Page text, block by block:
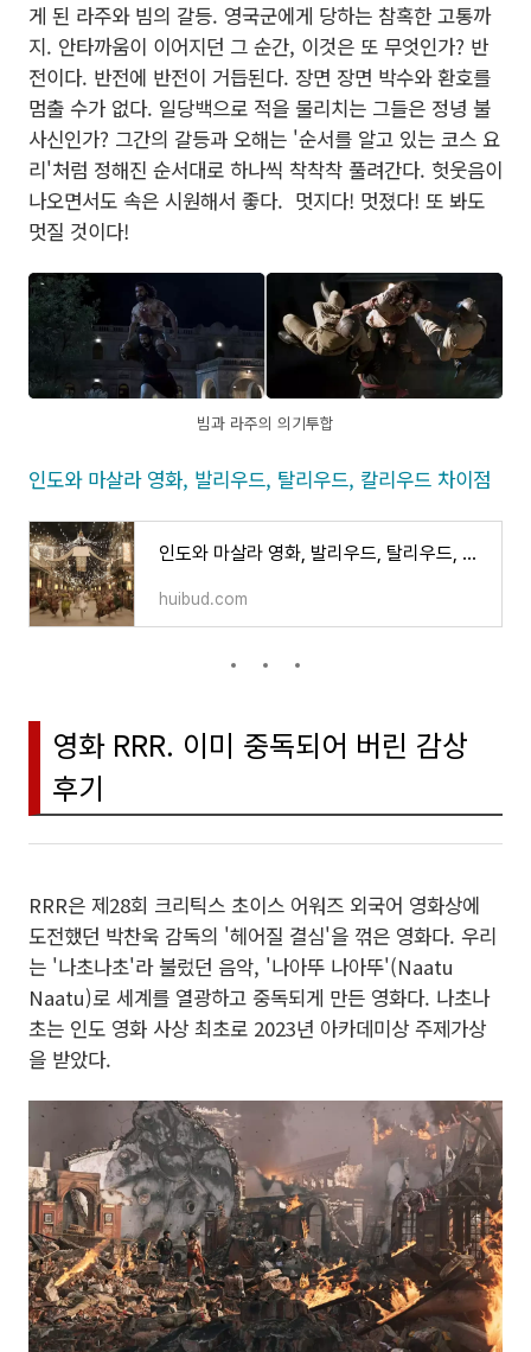
게 된 라주와 빔의 갈등. 영국군에게 당하는 참혹한 고통까
지. 안타까움이 이어지던 그 순간, 이것은 또 무엇인가? 반
전이다. 반전에 반전이 거듭된다. 장면 장면 박수와 환호를
멈출 수가 없다. 일당백으로 적을 물리치는 그들은 정녕 불
사신인가? 그간의 갈등과 오해는 '순서를 알고 있는 코스 요
리'처럼 정해진 순서대로 하나씩 착착착 풀려간다. 헛웃음이
나오면서도 속은 시원해서 좋다. 멋지다! 멋졌다! 또 봐도
멋질 것이다!
빔과 라주의 의기투합
인도와 마살라 영화, 발리우드, 탈리우드, 칼리우드 차이점
인도와 마살라 영화, 발리우드, 탈리우드, 칼리우드 차이점
huibud.com
영화 RRR. 이미 중독되어 버린 감상
후기
RRR은 제28회 크리틱스 초이스 어워즈 외국어 영화상에
도전했던 박찬욱 감독의 '헤어질 결심'을 꺾은 영화다. 우리
는 '나초나초'라 불렀던 음악, '나아뚜 나아뚜'(Naatu
Naatu)로 세계를 열광하고 중독되게 만든 영화다. 나초나
초는 인도 영화 사상 최초로 2023년 아카데미상 주제가상
을 받았다.